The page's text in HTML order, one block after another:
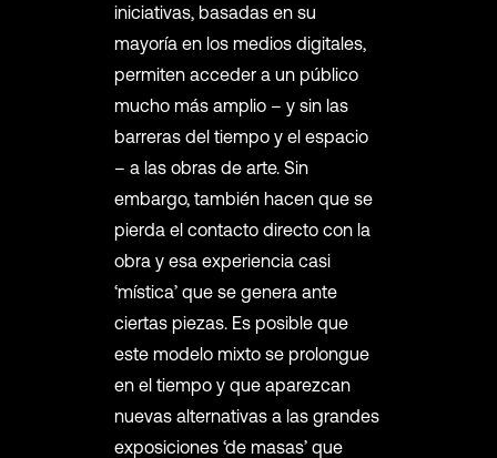
iniciativas, basadas en su
mayoría en los medios digitales,
permiten acceder a un público
mucho más amplio – y sin las
barreras del tiempo y el espacio
– a las obras de arte. Sin
embargo, también hacen que se
pierda el contacto directo con la
obra y esa experiencia casi
‘mística’ que se genera ante
ciertas piezas. Es posible que
este modelo mixto se prolongue
en el tiempo y que aparezcan
nuevas alternativas a las grandes
exposiciones ‘de masas’ que